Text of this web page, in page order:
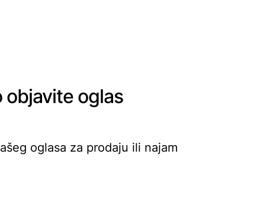
oglas
oglasa za prodaju ili najam